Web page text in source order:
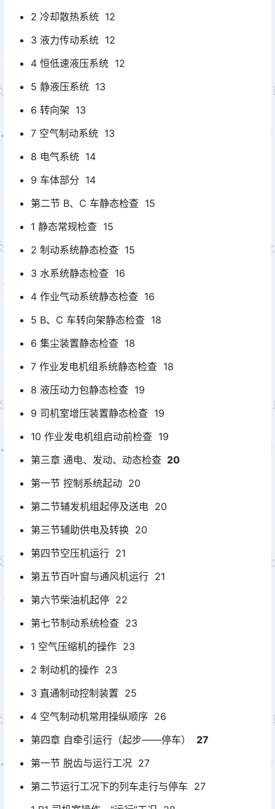
2 冷却散热系统 12
3 液力传动系统 12
4 恒低速液压系统 12
5 静液压系统 13
6 转向架 13
7 空气制动系统 13
8 电气系统 14
9 车体部分 14
第二节 B、C 车静态检查 15
1 静态常规检查 15
2 制动系统静态检查 15
3 水系统静态检查 16
4 作业气动系统静态检查 16
5 B、C 车转向架静态检查 18
6 集尘装置静态检查 18
7 作业发电机组系统静态检查 18
8 液压动力包静态检查 19
9 司机室增压装置静态检查 19
10 作业发电机组启动前检查 19
第三章 通电、发动、动态检查 20
第一节 控制系统起动 20
第二节辅发机组起停及送电 20
第三节辅助供电及转换 20
第四节空压机运行 21
第五节百叶窗与通风机运行 21
第六节柴油机起停 22
第七节制动系统检查 23
1 空气压缩机的操作 23
2 制动机的操作 23
3 直通制动控制装置 25
4 空气制动机常用操纵顺序 26
第四章 自牵引运行（起步——停车）
27
第一节 脱齿与运行工况 27
第二节运行工况下的列车走行与停车 27